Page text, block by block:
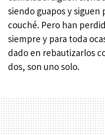
siendo guapos y
couché. Pero han
siempre y para toda
dado en rebautizarlos
dos, son uno solo.